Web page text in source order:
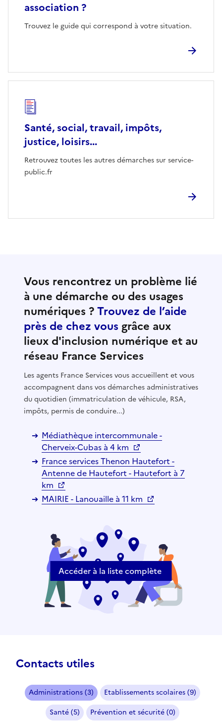
association ?
Trouvez le guide qui correspond à votre situation.
Santé, social, travail, impôts,
justice, loisirs...
Retrouvez toutes les autres démarches sur service-
public.fr
Vous rencontrez un problème lié
à une démarche ou des usages
numériques ?Trouvez de l’aide
près de chez vous grâce aux
lieux d'inclusion numérique et au
réseau France Services
Les agents France Services vous accueillent et vous
accompagnent dans vos démarches administratives
du quotidien (immatriculation de véhicule, RSA,
impôts, permis de conduire...)
Médiathèque intercommunale -
Cherveix-Cubas à 4 km
France services Thenon Hautefort -
Antenne de Hautefort - Hautefort à 7
km
MAIRIE - Lanouaille à 11 km
Accéder à la liste complète
Contacts utiles
Administrations (3)
Etablissements scolaires (9)
Santé (5)
Prévention et sécurité (0)